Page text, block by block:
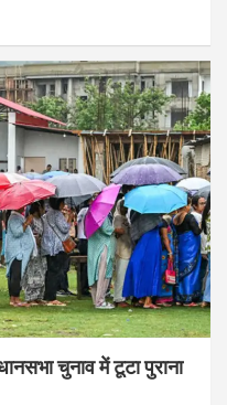
चुनाव में टूटा पुराना